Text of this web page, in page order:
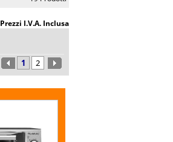
Prezzi I.V.A. Inclusa